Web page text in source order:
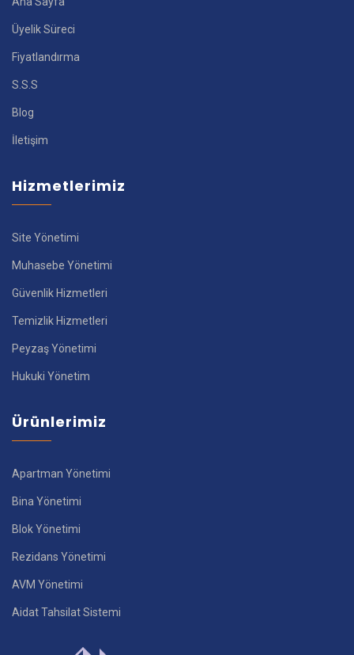
Üyelik Süreci
Fiyatlandırma
S.S.S
Blog
İletişim
Hizmetlerimiz
Site Yönetimi
Muhasebe Yönetimi
Güvenlik Hizmetleri
Temizlik Hizmetleri
Peyzaş Yönetimi
Hukuki Yönetim
Ürünlerimiz
Apartman Yönetimi
Bina Yönetimi
Blok Yönetimi
Rezidans Yönetimi
AVM Yönetimi
Aidat Tahsilat Sistemi